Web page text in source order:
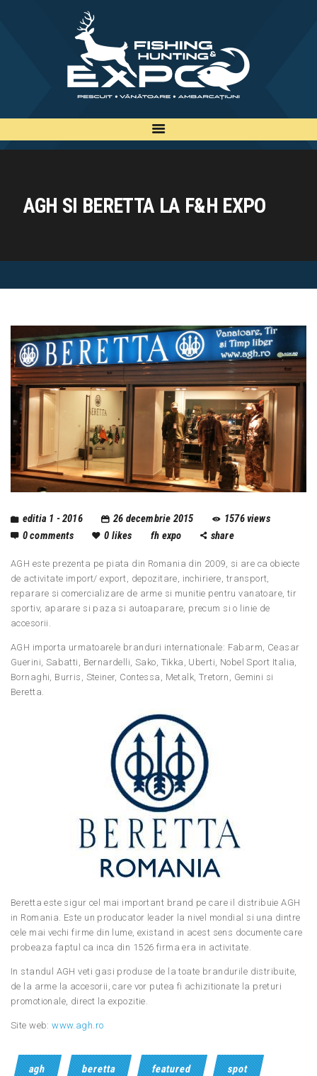
AGH SI BERETTA LA F&H EXPO
INFO
EXPOZANTI
EDITII
EN
editia 1 - 2016 26 decembrie 2015 1576views
0comments 0 likes fh expo share
AGH este prezenta pe piata din Romania din 2009, si are ca obiecte
de activitate import/ export, depozitare, inchiriere, transport,
reparare si comercializare de arme si munitie pentru vanatoare, tir
sportiv, aparare si paza si autoaparare, precum si o linie de
accesorii.
AGH importa urmatoarele branduri internationale: Fabarm, Ceasar
Guerini, Sabatti, Bernardelli, Sako, Tikka, Uberti, Nobel Sport Italia,
Bornaghi, Burris, Steiner, Contessa, Metalk, Tretorn, Gemini si
Beretta.
Beretta este sigur cel mai important brand pe care il distribuie AGH
in Romania. Este un producator leader la nivel mondial si una dintre
cele mai vechi firme din lume, existand in acest sens documente care
probeaza faptul ca inca din 1526 firma era in activitate.
In standul AGH veti gasi produse de la toate brandurile distribuite,
de la arme la accesorii, care vor putea fi achizitionate la preturi
promotionale, direct la expozitie.
Site web:www.agh.ro
agh beretta featured spot